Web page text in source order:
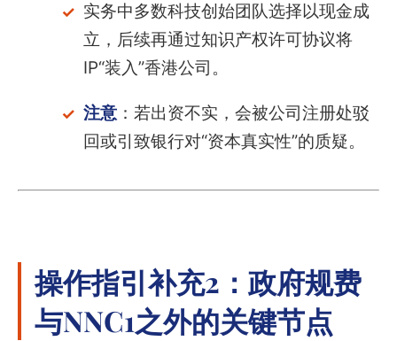
实务中多数科技创始团队选择以现金成
立，后续再通过知识产权许可协议将
IP“装入”香港公司。
注意：若出资不实，会被公司注册处驳
回或引致银行对“资本真实性”的质疑。
操作指引补充2：政府规费
与NNC1之外的关键节点